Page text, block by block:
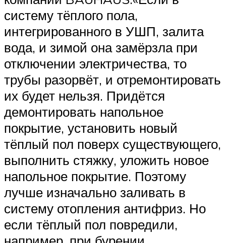
систему тёплого пола,
интегрированного в УШП, залита
вода, и зимой она замёрзла при
отключении электричества, то
трубы разорвёт, и отремонтировать
их будет нельзя. Придётся
демонтировать напольное
покрытие, установить новый
тёплый пол поверх существующего,
выполнить стяжку, уложить новое
напольное покрытие. Поэтому
лучше изначально заливать в
систему отопления антифриз. Но
если тёплый пол повредили,